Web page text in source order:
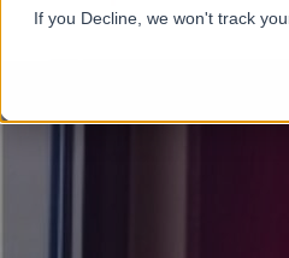
If you Decline, we won't track